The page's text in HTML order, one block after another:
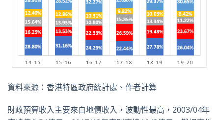
資料來源：香港特區政府統計處、作者計算
財政預算收入主要來自地價收入，波動性最高，2003/04年